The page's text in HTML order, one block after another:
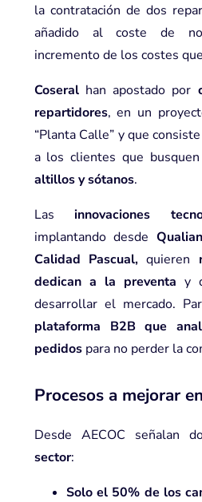
la contratación de dos
añadido al coste de
incremento de los costes
Coseral han apostado por
repartidores, en un
“Planta Calle” y que
a los clientes que busquen
altillos y sótanos.
Lasinnovaciones
implantando desde
Calidad Pascual,quieren
dedican a la preventa y
desarrollar el mercado.
plataforma B2B que
pedidospara no perder la
Procesos a mejorar
Desde AECOC señalan
sector:
Solo el 50% de los